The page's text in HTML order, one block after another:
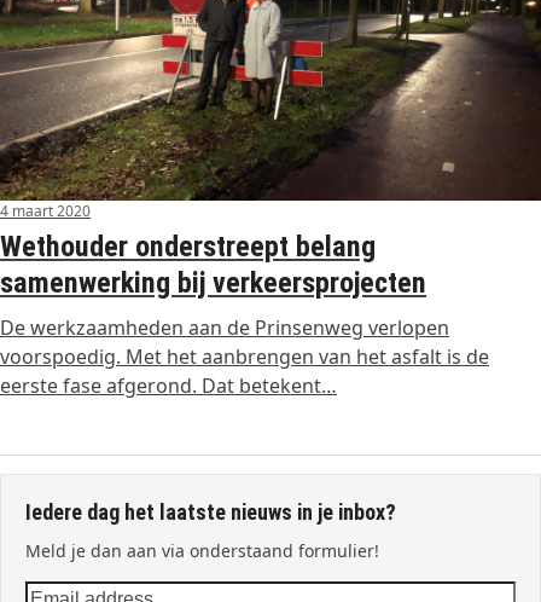
4 maart 2020
Wethouder onderstreept belang
samenwerking bij verkeersprojecten
De werkzaamheden aan de Prinsenweg verlopen
voorspoedig. Met het aanbrengen van het asfalt is de
eerste fase afgerond. Dat betekent…
Iedere dag het laatste nieuws in je inbox?
Meld je dan aan via onderstaand formulier!
Email